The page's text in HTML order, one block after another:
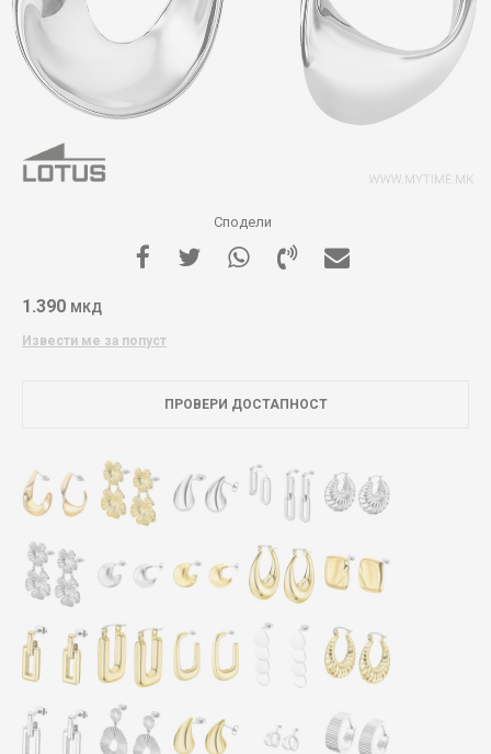
Сподели
1.390 МКД
Извести ме за попуст
ПРОВЕРИ ДОСТАПНОСТ